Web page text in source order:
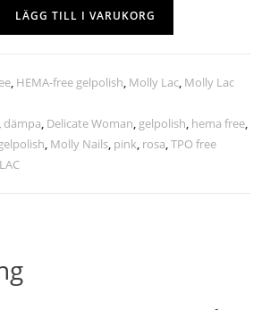
LÄGG TILL I VARUKORG
HEMA-free gelpolish Molly Lac Molly Lac
dämpa Delicate Woman gelpolish hema free
Molly Nails pink rosa ,TPO free